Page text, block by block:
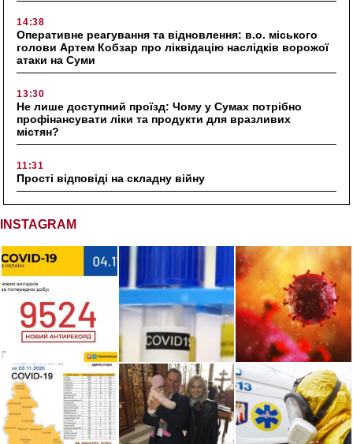
14:38
Оперативне реагування та відновлення: в.о. міського
голови Артем Кобзар про ліквідацію наслідків ворожої
атаки на Суми
13:30
Не лише доступний проїзд: Чому у Сумах потрібно
профінансувати ліки та продукти для вразливих
містян?
11:31
Прості відповіді на складну війну
INSTAGRAM